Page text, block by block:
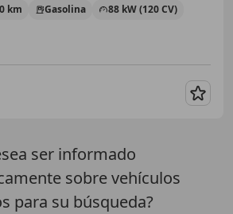
km Gasolina 88 kW (120 CV)
ser informado
sobre vehículos
para su búsqueda?